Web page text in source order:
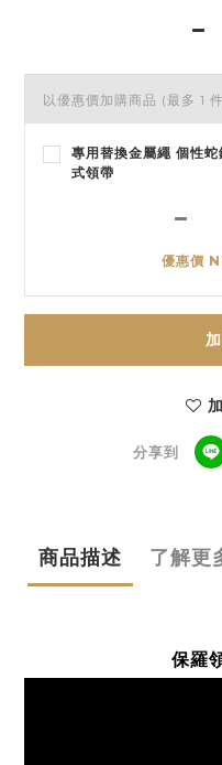
以優惠價加購商品 (最多 1
專用替換金屬繩 個性
式領帶
優惠價
分享到
商品描述 了解更
保羅